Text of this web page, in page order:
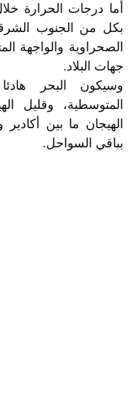
أما درجات الحرارة
بكل من الجنوب
الصحراوية والواجهة
جهات البلاد.
وسيكون البحر
المتوسطية، وقليل
الهيجان ما بين أكادير
بباقي السواحل.